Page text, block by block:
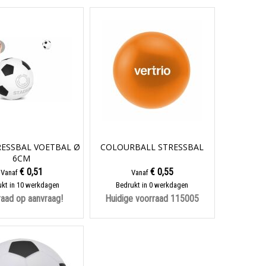
VOETBAL Ø
6CM
Vanaf € 0,51
in 10 werkdagen
op aanvraag!
COLOURBALL STRESSBAL
Vanaf € 0,55
Bedrukt in 0 werkdagen
Huidige voorraad 115005